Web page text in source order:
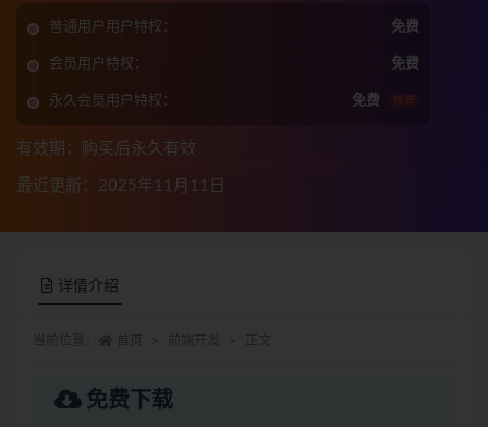
普通用户用户特权： 免费
会员用户特权： 免费
永久会员用户特权： 免费 推荐
有效期：购买后永久有效
最近更新：2025年11月11日
详情介绍
免费下载